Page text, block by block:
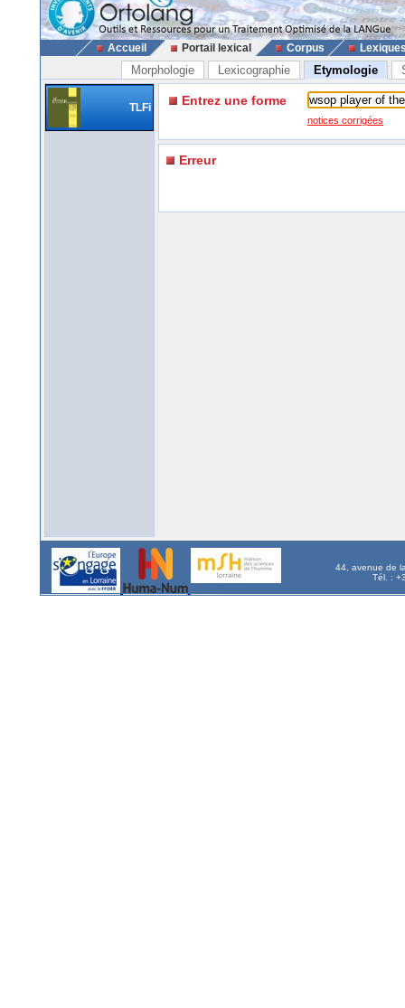
Accueil Portail lexical Corpus
Morphologie Lexicographie Etymologie
TLFi Entrez une forme
notices corrigées
Erreur
44, avenue de
Tél. :